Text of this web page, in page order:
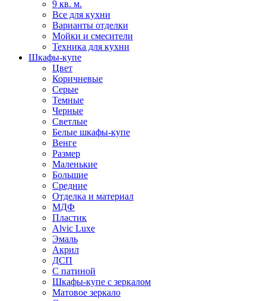
9 кв. м.
Все для кухни
Варианты отделки
Мойки и смесители
Техника для кухни
Шкафы-купе
Цвет
Коричневые
Серые
Темные
Черные
Светлые
Белые шкафы-купе
Венге
Размер
Маленькие
Большие
Средние
Отделка и материал
МДФ
Пластик
Alvic Luxe
Эмаль
Акрил
ДСП
С патиной
Шкафы-купе с зеркалом
Матовое зеркало